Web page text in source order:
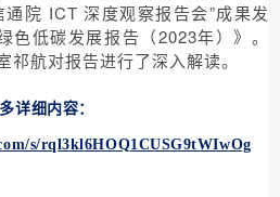
院 ICT 深度观察报告会”成果发
低碳发展报告（2023年）》。
航对报告进行了深入解读。
详细内容：
s/rql3kl6HOQ1CUSG9tWIwOg